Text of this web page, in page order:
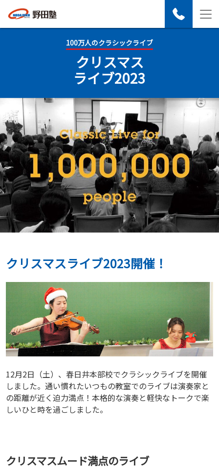
100万人のクラシックライブ
クリスマス
ライブ2023
クリスマスライブ2023開催！
12月2日（土）、春日井本部校でクラシックライブを開催
しました。通い慣れたいつもの教室でのライブは演奏家と
の距離が近く迫力満点！本格的な演奏と軽快なトークで楽
しいひと時を過ごしました。
クリスマスムード満点のライブ